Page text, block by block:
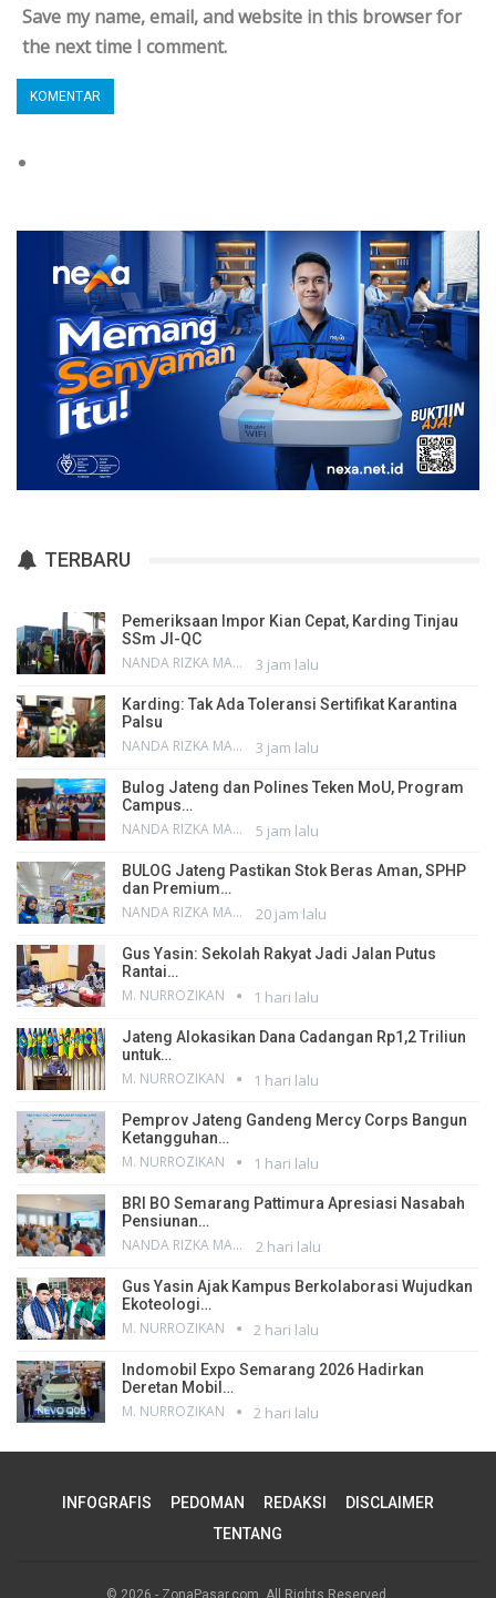
Save my name, email, and website in this browser for
the next time I comment.
TERBARU
Pemeriksaan Impor Kian Cepat, Karding Tinjau
SSm JI-QC
NANDA RIZKA MAHENDRA 3 jam lalu
Karding: Tak Ada Toleransi Sertifikat Karantina
Palsu
NANDA RIZKA MAHENDRA 3 jam lalu
Bulog Jateng dan Polines Teken MoU, Program
Campus…
NANDA RIZKA MAHENDRA 5 jam lalu
BULOG Jateng Pastikan Stok Beras Aman, SPHP
dan Premium…
NANDA RIZKA MAHENDRA 20 jam lalu
Gus Yasin: Sekolah Rakyat Jadi Jalan Putus
Rantai…
M. NURROZIKAN 1 hari lalu
Jateng Alokasikan Dana Cadangan Rp1,2 Triliun
untuk…
M. NURROZIKAN 1 hari lalu
Pemprov Jateng Gandeng Mercy Corps Bangun
Ketangguhan…
M. NURROZIKAN 1 hari lalu
BRI BO Semarang Pattimura Apresiasi Nasabah
Pensiunan…
NANDA RIZKA MAHENDRA 2 hari lalu
Gus Yasin Ajak Kampus Berkolaborasi Wujudkan
Ekoteologi…
M. NURROZIKAN 2 hari lalu
Indomobil Expo Semarang 2026 Hadirkan
Deretan Mobil…
M. NURROZIKAN 2 hari lalu
INFOGRAFIS PEDOMAN REDAKSI
DISCLAIMER
TENTANG
© 2026 - ZonaPasar.com. All Rights Reserved.